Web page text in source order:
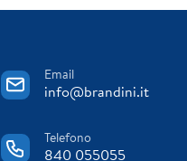
Email
info@brandini.it
Telefono
840 055055